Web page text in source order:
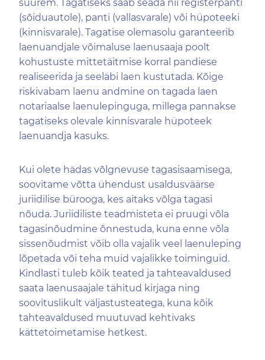
suurem. Tagatiseks saab seada nii registerpanti
(sõiduautole), panti (vallasvarale) või hüpoteeki
(kinnisvarale). Tagatise olemasolu garanteerib
laenuandjale võimaluse laenusaaja poolt
kohustuste mittetäitmise korral pandiese
realiseerida ja seeläbi laen kustutada. Kõige
riskivabam laenu andmine on tagada laen
notariaalse laenulepinguga, millega pannakse
tagatiseks olevale kinnisvarale hüpoteek
laenuandja kasuks.
Kui olete hädas võlgnevuse tagasisaamisega,
soovitame võtta ühendust usaldusväärse
juriidilise bürooga, kes aitaks võlga tagasi
nõuda. Juriidiliste teadmisteta ei pruugi võla
tagasinõudmine õnnestuda, kuna enne võla
sissenõudmist võib olla vajalik veel laenuleping
lõpetada või teha muid vajalikke toiminguid.
Kindlasti tuleb kõik teated ja tahteavaldused
saata laenusaajale tähitud kirjaga ning
soovituslikult väljastusteatega, kuna kõik
tahteavaldused muutuvad kehtivaks
kättetoimetamise hetkest.